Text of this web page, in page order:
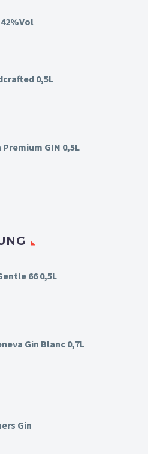
0,5L
GIN 0,5L
66 0,5L
Gin Blanc 0,7L
Gin